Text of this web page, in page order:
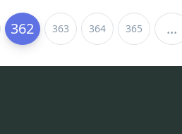
362 363 364 365 ...